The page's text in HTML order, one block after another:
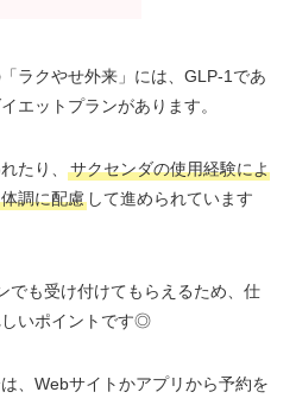
ラクやせ外来」には、GLP-1であ
エットプランがあります。
たり、
サクセンダの使用経験によ
調に配慮して進められています
でも受け付けてもらえるため、仕
いポイントです◎
、Webサイトかアプリから予約を